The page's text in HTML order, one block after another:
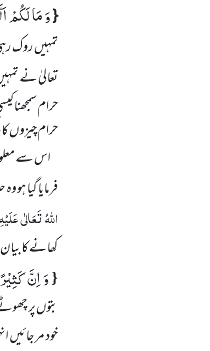
{وَ مَا لَكُمْ
تمہیں روک
تعالیٰ نے
حرام
حرام چیزوں
اس سے
فرمایا گیا ہو
اللہُ تَعَالٰی
کھانے کا
{وَ اِنَّ
بتوں پر
خود مر جائیں